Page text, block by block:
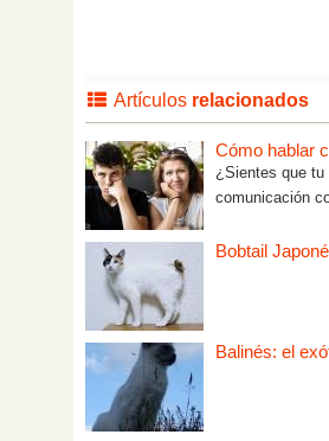
Artículos relacionados
Cómo hablar
¿Sientes que tu
comunicación
Bobtail
Balinés: el